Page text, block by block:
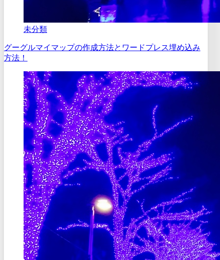
未分類
グーグルマイマップの作成方法とワードプレス埋め込み
方法！